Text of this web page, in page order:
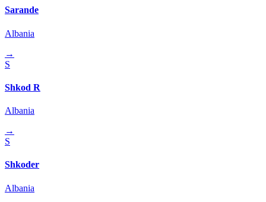
Sarande
Albania
→
S
Shkod R
Albania
→
S
Shkoder
Albania